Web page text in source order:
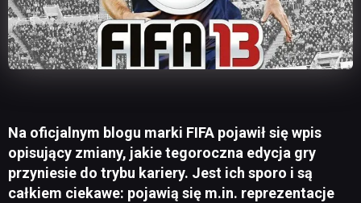
Na oficjalnym blogu marki FIFA pojawił się wpis
opisujący zmiany, jakie tegoroczna edycja gry
przyniesie do trybu kariery. Jest ich sporo i są
całkiem ciekawe: pojawią się m.in. reprezentacje